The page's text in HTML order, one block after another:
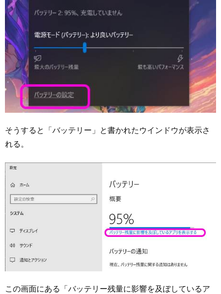
そうすると「バッテリー」と書かれたウインドウが表示さ
れる。
この画面にある「バッテリー残量に影響を及ぼしているア